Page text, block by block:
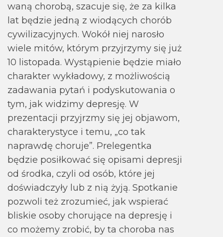
waną cho­robą, sza­cuje się, że za kilka
lat będzie jedną z wio­dą­cych cho­rób
cywi­li­za­cyj­nych. Wokół niej naro­sło
wiele mitów, któ­rym przyj­rzymy się już
10 listo­pada. Wystąpienie będzie miało
cha­rak­ter wykła­dowy, z moż­li­wo­ścią
zada­wa­nia pytań i pody­sku­to­wa­nia o
tym, jak widzimy depre­sję. W
prezentacji przyjrzmy się jej obja­wom,
cha­rak­terystyce i temu, „co tak
naprawdę cho­ruje”. Prelegentka
będzie posił­ko­wać się opi­sami depre­sji
od środka, czyli od osób, które jej
doświad­czyły lub z nią żyją. Spo­tka­nie
pozwoli też zro­zu­mieć, jak wspie­rać
bli­skie osoby cho­ru­jące na depre­sję i
co możemy zro­bić, by ta cho­roba nas